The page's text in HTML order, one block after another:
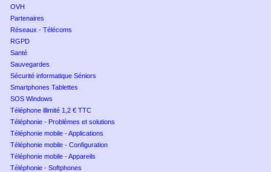
OVH
Partenaires
Réseaux - Télécoms
RGPD
Santé
Sauvegardes
Sécurité informatique Séniors
Smartphones Tablettes
SOS Windows
Téléphone illimité 1,2 € TTC
Téléphonie - Problèmes et solutions
Téléphonie mobile - Applications
Téléphonie mobile - Configuration
Téléphonie mobile - Appareils
Téléphonie - Softphones